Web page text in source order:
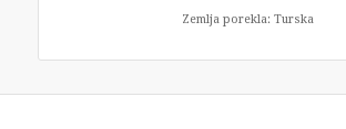
Zemlja porekla: Turska